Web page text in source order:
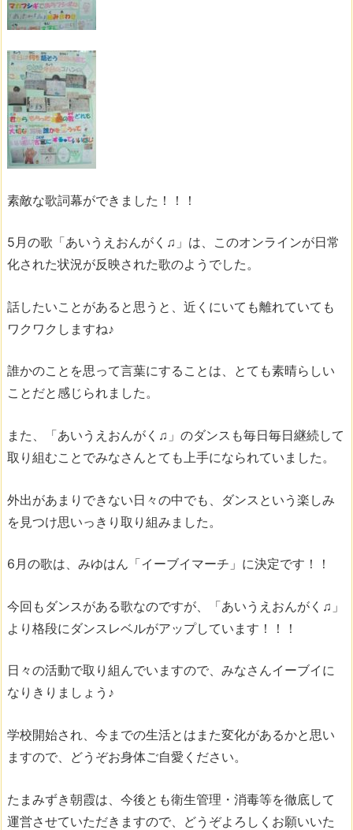
素敵な歌詞幕ができました！！！
5月の歌「あいうえおんがく♫」は、このオンラインが日常
化された状況が反映された歌のようでした。
話したいことがあると思うと、近くにいても離れていても
ワクワクしますね♪
誰かのことを思って言葉にすることは、とても素晴らしい
ことだと感じられました。
また、「あいうえおんがく♫」のダンスも毎日毎日継続して
取り組むことでみなさんとても上手になられていました。
外出があまりできない日々の中でも、ダンスという楽しみ
を見つけ思いっきり取り組みました。
6月の歌は、みゆはん「イーブイマーチ」に決定です！！
今回もダンスがある歌なのですが、「あいうえおんがく♫」
より格段にダンスレベルがアップしています！！！
日々の活動で取り組んでいますので、みなさんイーブイに
なりきりましょう♪
学校開始され、今までの生活とはまた変化があるかと思い
ますので、どうぞお身体ご自愛ください。
たまみずき朝霞は、今後とも衛生管理・消毒等を徹底して
運営させていただきますので、どうぞよろしくお願いいた